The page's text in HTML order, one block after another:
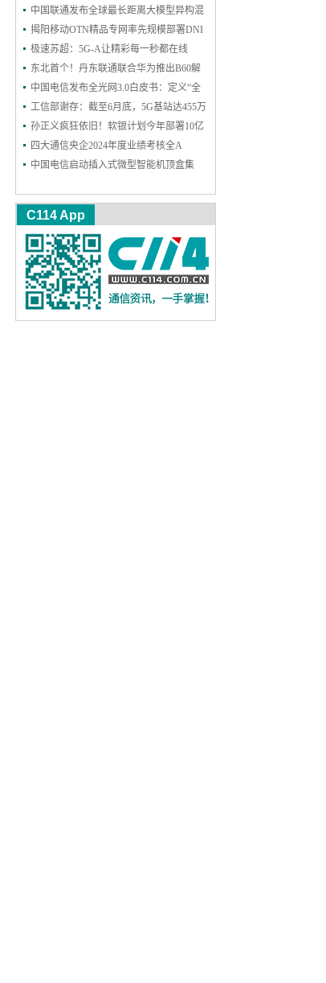
12/18 第四届6G前沿技术与趋势论
坛
11/19 激情全运 移起AI：5G-A全民
看全运 粤近粤精彩
11/18 上海铁塔十一周年：善建不
拔十一载，锐意进取向未来
9/24 2025年中国国际信息通信展览
会
9/9 第二十六届中国国际光电博览
中国联通发布全球最长距离大模型异构混
训成果
揭阳移动OTN精品专网率先规模部署DNI
保护，实现高可靠能力再升级
极速苏超：5G-A让精彩每一秒都在线
东北首个！丹东联通联合华为推出B60解
决方案，一站式护航企业网络和安防
中国电信发布全光网3.0白皮书：定义“全
光智联”，2030年能力基本达成
工信部谢存：截至6月底，5G基站达455万
个 5G用户达11.18亿户
孙正义疯狂依旧！软银计划今年部署10亿
个AI智能体
四大通信央企2024年度业绩考核全A
中国电信启动插入式微型智能机顶盒集
C114 App